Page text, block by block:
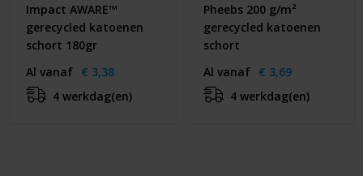
Impact AWARE™
gerecycled katoenen
schort 180gr
Al vanaf € 3,38
4 werkdag(en)
Pheebs 200 g/m²
gerecycled katoenen
schort
Al vanaf € 3,69
4 werkdag(en)